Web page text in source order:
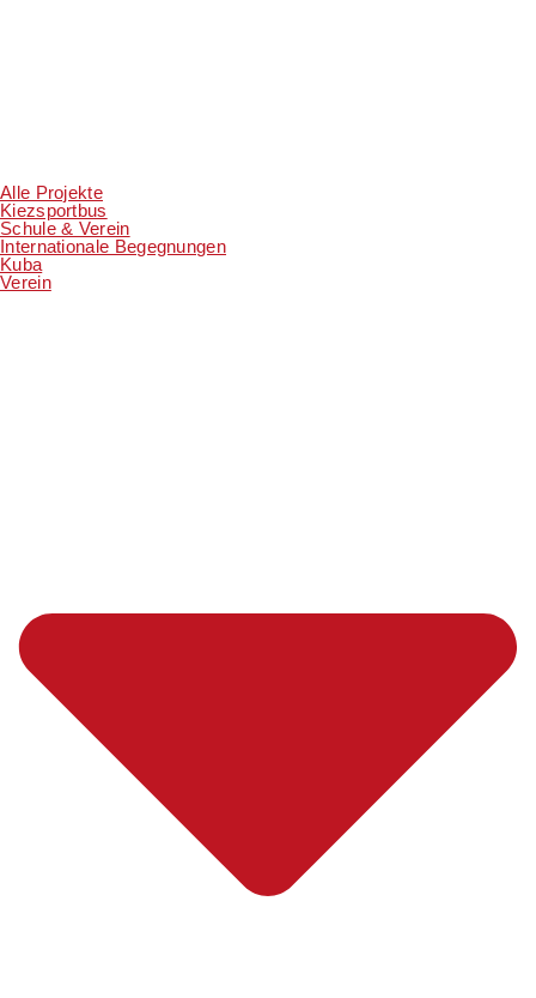
Alle Projekte
Kiezsportbus
Schule & Verein
Internationale Begegnungen
Kuba
Verein